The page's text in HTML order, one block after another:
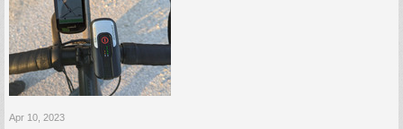
Apr 10, 2023